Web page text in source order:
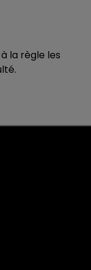
la règle les